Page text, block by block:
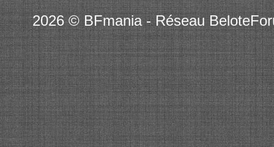
2026 © BFmania - Réseau